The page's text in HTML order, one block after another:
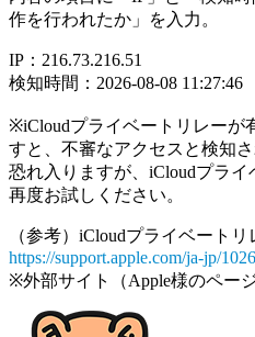
作を行われたか」を入力。
IP：216.73.216.51
検知時間：2026-08-08 11:27:46
※iCloudプライベートリレーが
すと、不審なアクセスと検知
恐れ入りますが、iCloudプラ
再度お試しください。
（参考）iCloudプライベート
https://support.apple.com/ja-jp/
※外部サイト（Apple様のペー